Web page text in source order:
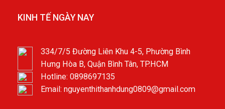
KINH TẾ NGÀY NAY
334/7/5 Đường Liên Khu 4-5, Phường Bình
Hưng Hòa B, Quận Bình Tân, TP.HCM
Hotline: 0898697135
Email: nguyenthithanhdung0809@gmail.com